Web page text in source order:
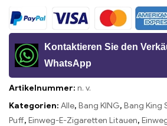
Kontaktieren Sie den
WhatsApp
Artikelnummer: n. v.
Kategorien: Alle, Bang KING, Bang King
Puff, Einweg-E-Zigaretten Litauen,